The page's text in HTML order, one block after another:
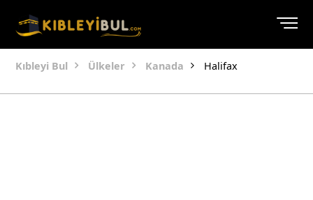
Kıbleyi Bul Ülkeler Kanada Halifax